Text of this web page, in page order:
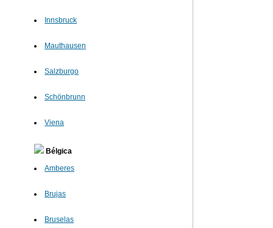
Innsbruck
Mauthausen
Salzburgo
Schönbrunn
Viena
Bélgica
Amberes
Brujas
Bruselas